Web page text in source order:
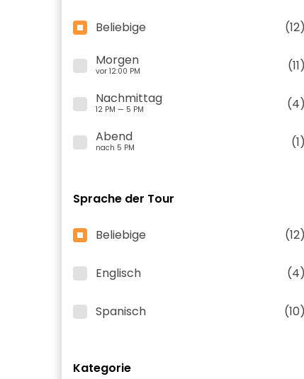
Beliebige
(12)
Morgen
vor 12:00 PM
(11)
Nachmittag
12 PM — 5 PM
(4)
Abend
nach 5 PM (1)
Sprache der Tour
Beliebige (12)
Englisch (4)
Spanisch (10)
Kategorie